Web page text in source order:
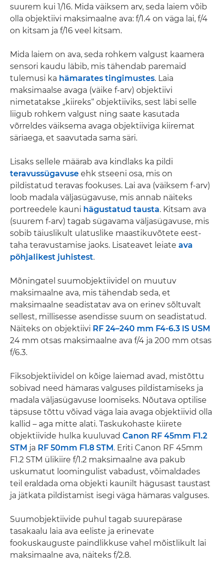
suurem kui 1/16. Mida väiksem arv, seda laiem võib
olla objektiivi maksimaalne ava: f/1.4 on väga lai, f/4
on kitsam ja f/16 veel kitsam.
Mida laiem on ava, seda rohkem valgust kaamera
sensori kaudu läbib, mis tähendab paremaid
tulemusi ka hämarates tingimustes. Laia
maksimaalse avaga (väike f-arv) objektiivi
nimetatakse „kiireks“ objektiiviks, sest läbi selle
liigub rohkem valgust ning saate kasutada
võrreldes väiksema avaga objektiiviga kiiremat
säriaega, et saavutada sama säri.
Lisaks sellele määrab ava kindlaks ka pildi
teravussügavuse ehk stseeni osa, mis on
pildistatud teravas fookuses. Lai ava (väiksem f-arv)
loob madala väljasügavuse, mis annab näiteks
portreedele kauni hägustatud tausta. Kitsam ava
(suurem f-arv) tagab sügavama väljasügavuse, mis
sobib täiuslikult ulatuslike maastikuvõtete eest-
taha teravustamise jaoks. Lisateavet leiate ava
põhjalikest juhistest.
Mõningatel suumobjektiividel on muutuv
maksimaalne ava, mis tähendab seda, et
maksimaalne seadistatav ava on erinev sõltuvalt
sellest, millisesse asendisse suum on seadistatud.
Näiteks on objektiivi RF 24–240 mm F4-6.3 IS USM
24 mm otsas maksimaalne ava f/4 ja 200 mm otsas
f/6.3.
Fiksobjektiividel on kõige laiemad avad, mistõttu
sobivad need hämaras valguses pildistamiseks ja
madala väljasügavuse loomiseks. Nõutava optilise
täpsuse tõttu võivad väga laia avaga objektiivid olla
kallid – aga mitte alati. Taskukohaste kiirete
objektiivide hulka kuuluvad Canon RF 45mm F1.2
STM ja RF 50mm F1.8 STM. Eriti Canon RF 45mm
F1.2 STM ülikiire f/1.2 maksimaalne ava pakub
uskumatut loomingulist vabadust, võimaldades
teil eraldada oma objekti kaunilt hägusast taustast
ja jätkata pildistamist isegi väga hämaras valguses.
Suumobjektiivide puhul tagab suurepärase
tasakaalu laia ava eeliste ja erinevate
fookuskauguste paindlikkuse vahel mõistlikult lai
maksimaalne ava, näiteks f/2.8.